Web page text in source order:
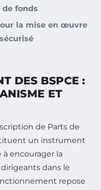
fonds
la mise en œuvre
DES BSPCE :
ET
de Parts de
un instrument
encourager la
dans le
repose